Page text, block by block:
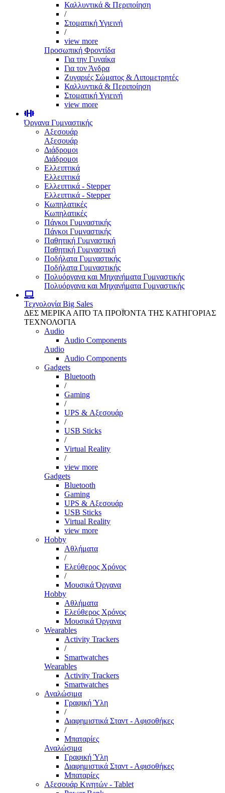
Καλλυντικά & Περιποίηση
/
Στοματική Υγιεινή
/
view more
Προσωπική Φροντίδα
Για την Γυναίκα
Για τον Άνδρα
Ζυγαριές Σώματος & Λιπομετρητές
Καλλυντικά & Περιποίηση
Στοματική Υγιεινή
view more
Όργανα Γυμναστικής
Αξεσουάρ
Αξεσουάρ
Διάδρομοι
Διάδρομοι
Ελλειπτικά
Ελλειπτικά
Ελλειπτικά - Stepper
Ελλειπτικά - Stepper
Κωπηλατικές
Κωπηλατικές
Πάγκοι Γυμναστικής
Πάγκοι Γυμναστικής
Παθητική Γυμναστική
Παθητική Γυμναστική
Ποδήλατα Γυμναστικής
Ποδήλατα Γυμναστικής
Πολυόργανα και Μηχανήματα Γυμναστικής
Πολυόργανα και Μηχανήματα Γυμναστικής
Τεχνολογία Big Sales
ΔΕΣ ΜΕΡΙΚΑ ΑΠΌ ΤΑ ΠΡΟΪΌΝΤΑ ΤΗΣ ΚΑΤΗΓΟΡΙΑΣ
ΤΕΧΝΟΛΟΓΙΑ
Audio
Audio Components
Audio
Audio Components
Gadgets
Bluetooth
/
Gaming
/
UPS & Αξεσουάρ
/
USB Sticks
/
Virtual Reality
/
view more
Gadgets
Bluetooth
Gaming
UPS & Αξεσουάρ
USB Sticks
Virtual Reality
view more
Hobby
Αθλήματα
/
Ελεύθερος Χρόνος
/
Μουσικά Όργανα
Hobby
Αθλήματα
Ελεύθερος Χρόνος
Μουσικά Όργανα
Wearables
Activity Trackers
/
Smartwatches
Wearables
Activity Trackers
Smartwatches
Αναλώσιμα
Γραφική Ύλη
/
Διαφημιστικά Σταντ - Αφισοθήκες
/
Μπαταρίες
Αναλώσιμα
Γραφική Ύλη
Διαφημιστικά Σταντ - Αφισοθήκες
Μπαταρίες
Αξεσουάρ Κινητών - Tablet